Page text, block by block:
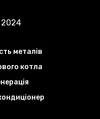
металів
котла